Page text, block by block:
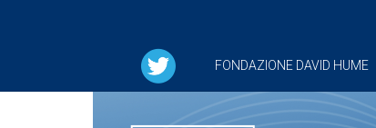
FONDAZIONE DAVID HUME